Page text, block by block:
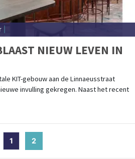
NIEUW LEVEN IN
KIT-gebouw aan de Linnaeusstraat
invulling gekregen. Naast het recent
1 2(current)